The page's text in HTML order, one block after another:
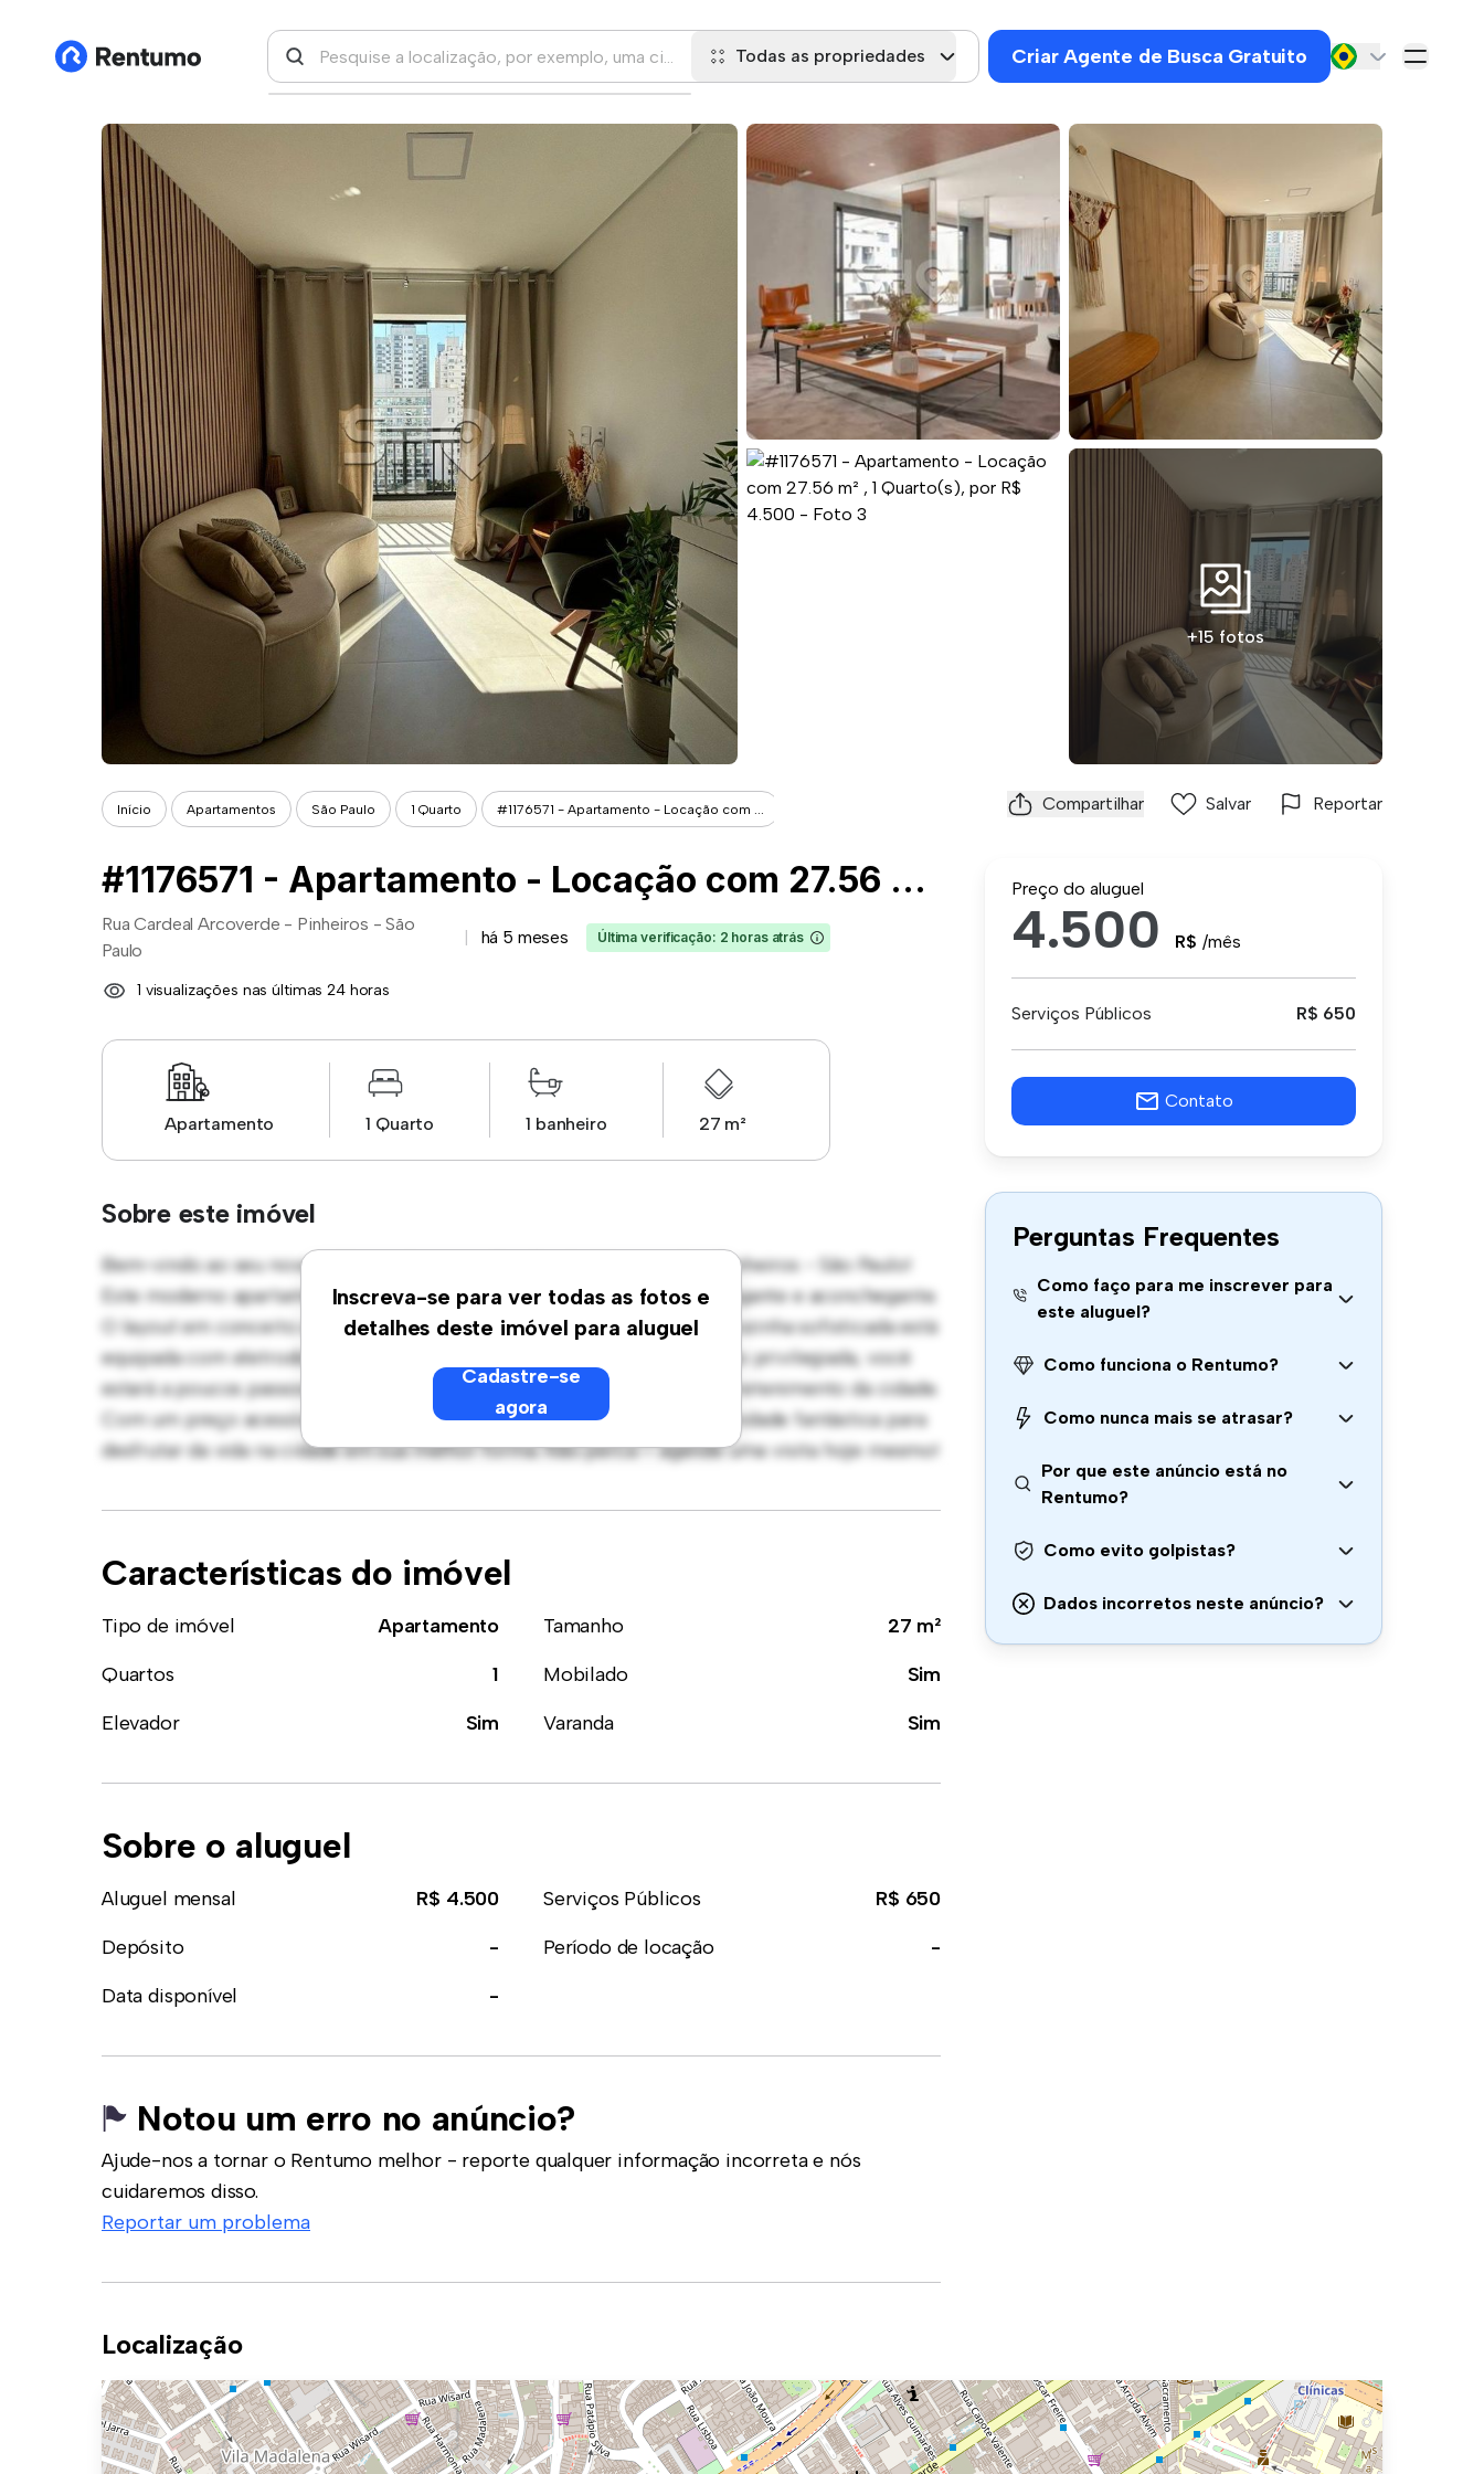
Todas as propriedades Criar Agente de Busca Gratuito
+15 fotos
Início Apartamentos São Paulo 1 Quarto #1176571 - Apartamento - Locação com ... Compartilhar Salvar Reportar
#1176571 - Apartamento - Locação com 27.56 m² , 1 Quarto(s), por R$ 4.500
Rua Cardeal Arcoverde - Pinheiros - São
Paulo
há 5 meses Última verificação: 2 horas atrás
1 visualizações nas últimas 24 horas
Apartamento 1 Quarto 1 banheiro 27 m²
Sobre este imóvel
Inscreva-se para ver todas as fotos e
detalhes deste imóvel para aluguel
Cadastre-se
agora
Bem-vindo ao seu novo refúgio urbano em Rua Cardeal Arcoverde - Pinheiros - São Paulo!
Este moderno apartamento de 1 quartos oferece um espaço de vida elegante e aconchegante.
O layout em conceito aberto é perfeito para receber convidados, e a cozinha sofisticada está
equipada com eletrodomésticos de última geração. Com sua localização privilegiada, você
estará a poucos passos dos melhores restaurantes, lojas e locais de entretenimento da cidade.
Com um preço acessível de R$ 4.500, este apartamento é uma oportunidade fantástica para
desfrutar da vida na cidade em sua melhor forma. Não perca – agende uma visita hoje mesmo!
Características do imóvel
Tipo de imóvel Apartamento Tamanho
27 m²
Quartos
1 Mobilado
Sim
Elevador
Sim Varanda Sim
Sobre o aluguel
Aluguel mensal R$ 4.500 Serviços Públicos
R$ 650
Depósito
- Período de locação
-
Data disponível
-
Notou um erro no anúncio?
Ajude-nos a tornar o Rentumo melhor - reporte qualquer informação incorreta e nós
cuidaremos disso.
Reportar um problema
Preço do aluguel
4.500 R$ /mês
Serviços Públicos R$ 650
Contato
Perguntas Frequentes
Como faço para me inscrever para
este aluguel?
Como funciona o Rentumo?
Como nunca mais se atrasar?
Por que este anúncio está no
Rentumo?
Como evito golpistas?
Dados incorretos neste anúncio?
Localização